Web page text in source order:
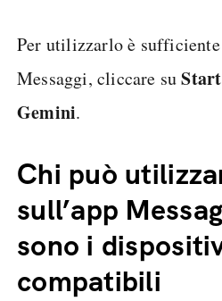
Per utilizzarlo è sufficiente
Messaggi, cliccare su
Gemini.
Chi può
sull’app
sono i
compatibili